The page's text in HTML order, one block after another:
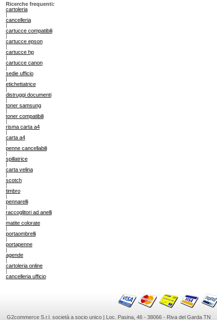
Ricerche frequenti:
cartoleria
|
cancelleria
|
cartucce compatibili
|
cartucce epson
|
cartucce hp
|
cartucce canon
|
sedie ufficio
|
etichettatrice
|
distruggi documenti
|
toner samsung
|
toner compatibili
|
risma carta a4
|
carta a4
|
penne cancellabili
|
spillatrice
|
carta velina
|
scotch
|
timbro
|
pennarelli
|
raccoglitori ad anelli
|
matite colorate
|
portaombrelli
|
portapenne
|
agende
|
cartoleria online
|
cancelleria ufficio
G2commerce S.r.l. società a socio unico | Loc. Pasina, 46 - 38066 - Riva del Garda TN